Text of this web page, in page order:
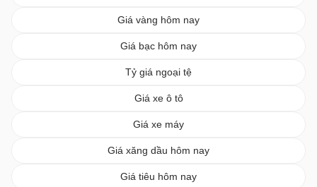
Giá vàng hôm nay
Giá bạc hôm nay
Tỷ giá ngoại tệ
Giá xe ô tô
Giá xe máy
Giá xăng dầu hôm nay
Giá tiêu hôm nay